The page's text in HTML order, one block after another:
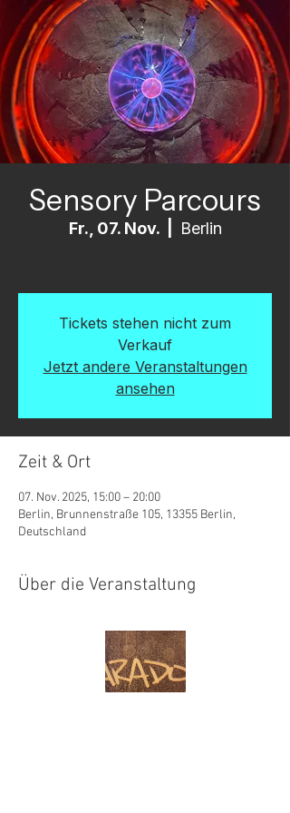
Sensory Parcours
Fr., 07. Nov.
  |
Berlin
Tickets stehen nicht zum
Verkauf
Jetzt andere Veranstaltungen
ansehen
Zeit & Ort
07. Nov. 2025, 15:00 – 20:00
Berlin, Brunnenstraße 105, 13355 Berlin,
Deutschland
Über die Veranstaltung